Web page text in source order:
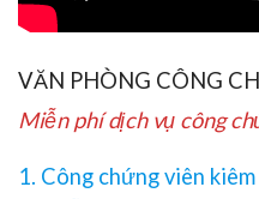
VĂN PHÒNG CÔNG
Miễn phí dịch vụ công
1. Công chứng viên